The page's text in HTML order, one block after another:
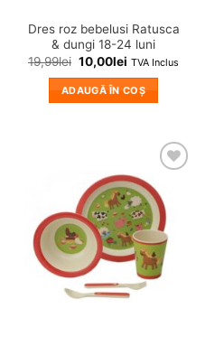
Dres roz bebelusi Ratusca
& dungi 18-24 luni
19,99lei 10,00lei TVA Inclus
ADAUGĂ ÎN COȘ
Adauga
in
wishlist!